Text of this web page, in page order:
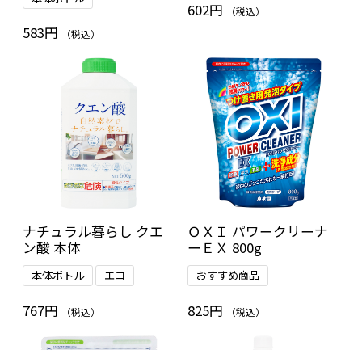
583円 （税込）
602円 （税込）
ナチュラル暮らし クエ
ン酸 本体
本体ボトル エコ
767円 （税込）
ＯＸＩ パワークリーナ
ーＥＸ 800g
おすすめ商品
825円 （税込）